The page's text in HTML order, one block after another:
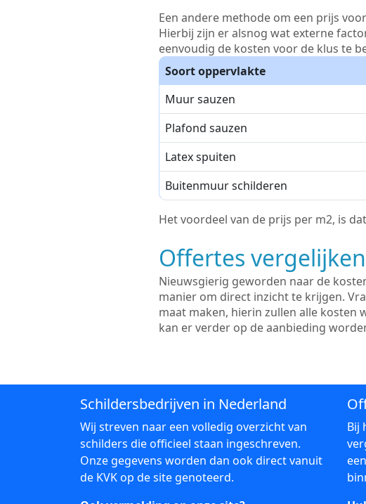
Een andere methode om een prijs
Hierbij zijn er alsnog wat externe
eenvoudig de kosten voor de klus te
Soort oppervlakte
Muur sauzen
Plafond sauzen
Latex spuiten
Buitenmuur schilderen
Het voordeel van de prijs per m2, is
Offertes vergelijken
Nieuwsgierig geworden naar de
manier om direct inzicht te krijgen.
maat maken, hierin zullen alle
kan er verder op de aanbieding
Schildersbedrijven in Nederland
Wij streven naar een volledig overzicht van
schilders die officieel staan ingeschreven.
Onze gegevens worden dan ook direct vanuit
de KVK op de site genoteerd.
Bij